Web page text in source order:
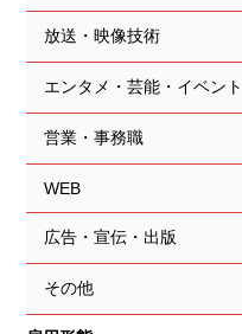
放送・映像技術
エンタメ・芸能・イベント
営業・事務職
WEB
広告・宣伝・出版
その他